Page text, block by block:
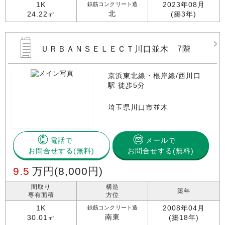
1K
24.22㎡
鉄筋コンクリート造
北
2023年08月
(築3年)
ＵＲＢＡＮＳＥＬＥＣＴ川口並木 7階
京浜東北線・根岸線/西川口
駅 徒歩5分
埼玉県川口市並木
電話で
お問合せする
メールで
お問合せする(無料)
9.5 万円 (8,000円)
間取り
専有面積
1K
30.01㎡
構造
方位
鉄筋コンクリート造
南東
築年
2008年04月
(築18年)